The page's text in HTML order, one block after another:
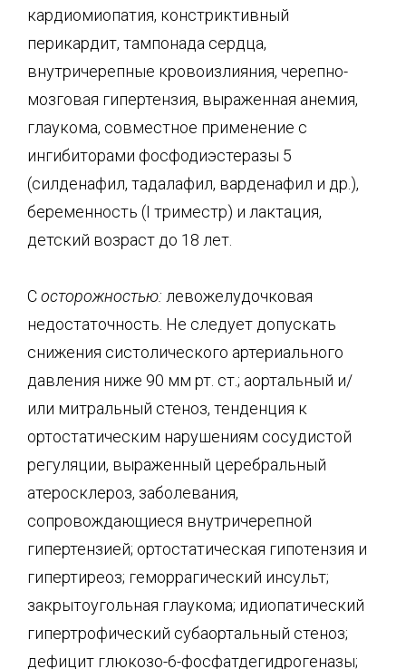
кардиомиопатия, констриктивный
перикардит, тампонада сердца,
внутричерепные кровоизлияния, черепно-
мозговая гипертензия, выраженная анемия,
глаукома, совместное применение с
ингибиторами фосфодиэстеразы 5
(силденафил, тадалафил, варденафил и др.),
беременность (I триместр) и лактация,
детский возраст до 18 лет.
Состорожностью: левожелудочковая
недостаточность. Не следует допускать
снижения систолического артериального
давления ниже 90 мм рт. ст.; аортальный и/
или митральный стеноз, тенденция к
ортостатическим нарушениям сосудистой
регуляции, выраженный церебральный
атеросклероз, заболевания,
сопровождающиеся внутричерепной
гипертензией; ортостатическая гипотензия и
гипертиреоз; геморрагический инсульт;
закрытоугольная глаукома; идиопатический
гипертрофический субаортальный стеноз;
дефицит глюкозо-6-фосфатдегидрогеназы;